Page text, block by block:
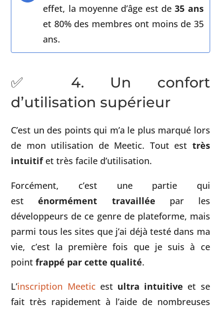
effet, la moyenne d’âge est de35 ans
et 80% des membres ont moins de 35
ans.
✅ 4. Un confort
d’utilisation supérieur
C’est un des points qui m’a le plus marqué lors
de mon utilisation de Meetic. Tout est très
intuitifet très facile d’utilisation.
Forcément, c’est une partie qui
esténormément travaillée par les
développeurs de ce genre de plateforme, mais
parmi tous les sites que j’ai déjà testé dans ma
vie, c’est la première fois que je suis à ce
pointfrappé par cette qualité.
L’inscription Meetic est ultra intuitive et se
fait très rapidement à l’aide de nombreuses